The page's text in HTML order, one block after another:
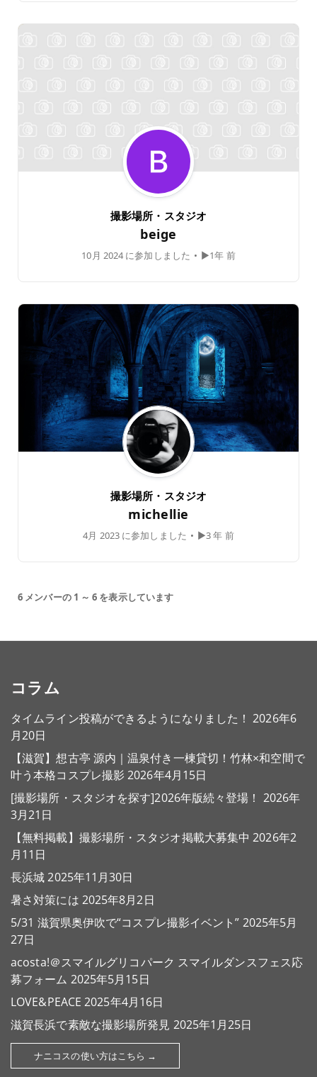
撮影場所・スタジオ
beige
10月 2024 に参加しました • ▶1年 前
撮影場所・スタジオ
michellie
4月 2023 に参加しました • ▶3 年 前
6 メンバーの 1 ～ 6 を表示しています
コラム
タイムライン投稿ができるようになりました！ 2026年6
月20日
【滋賀】想古亭 源内｜温泉付き一棟貸切！竹林×和空間で
叶う本格コスプレ撮影 2026年4月15日
[撮影場所・スタジオを探す]2026年版続々登場！ 2026年
3月21日
【無料掲載】撮影場所・スタジオ掲載大募集中 2026年2
月11日
長浜城 2025年11月30日
暑さ対策には 2025年8月2日
5/31 滋賀県奥伊吹で“コスプレ撮影イベント” 2025年5月
27日
acosta!＠スマイルグリコパーク スマイルダンスフェス応
募フォーム 2025年5月15日
LOVE&PEACE 2025年4月16日
滋賀長浜で素敵な撮影場所発見 2025年1月25日
ナニコスの使い方はこちら →